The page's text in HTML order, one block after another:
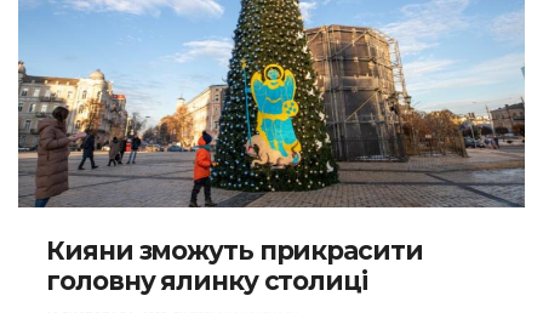
Кияни зможуть прикрасити
головну ялинку столиці